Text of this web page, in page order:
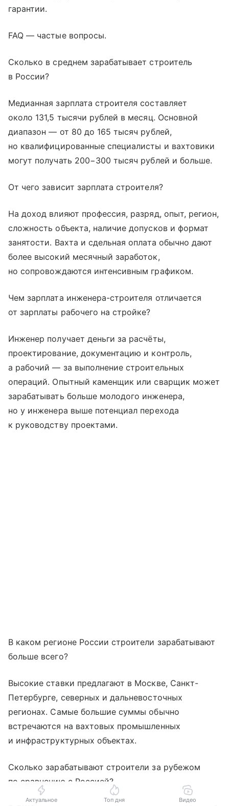
гарантии.
FAQ — частые вопросы.
Сколько в среднем зарабатывает строитель
в России?
Медианная зарплата строителя составляет
около 131,5 тысячи рублей в месяц. Основной
диапазон — от 80 до 165 тысяч рублей,
но квалифицированные специалисты и вахтовики
могут получать 200−300 тысяч рублей и больше.
От чего зависит зарплата строителя?
На доход влияют профессия, разряд, опыт, регион,
сложность объекта, наличие допусков и формат
занятости. Вахта и сдельная оплата обычно дают
более высокий месячный заработок,
но сопровождаются интенсивным графиком.
Чем зарплата инженера-строителя отличается
от зарплаты рабочего на стройке?
Инженер получает деньги за расчёты,
проектирование, документацию и контроль,
а рабочий — за выполнение строительных
операций. Опытный каменщик или сварщик может
зарабатывать больше молодого инженера,
но у инженера выше потенциал перехода
к руководству проектами.
В каком регионе России строители зарабатывают
больше всего?
Высокие ставки предлагают в Москве, Санкт-
Петербурге, северных и дальневосточных
регионах. Самые большие суммы обычно
встречаются на вахтовых промышленных
и инфраструктурных объектах.
Сколько зарабатывают строители за рубежом
по сравнению с Россией?
Актуальное Топ дня Видео